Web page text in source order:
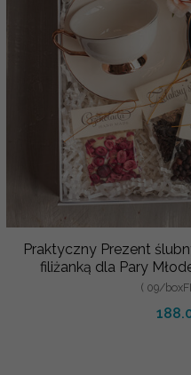
Praktyczny Prezent
filiżanką dla Pary
( 09/